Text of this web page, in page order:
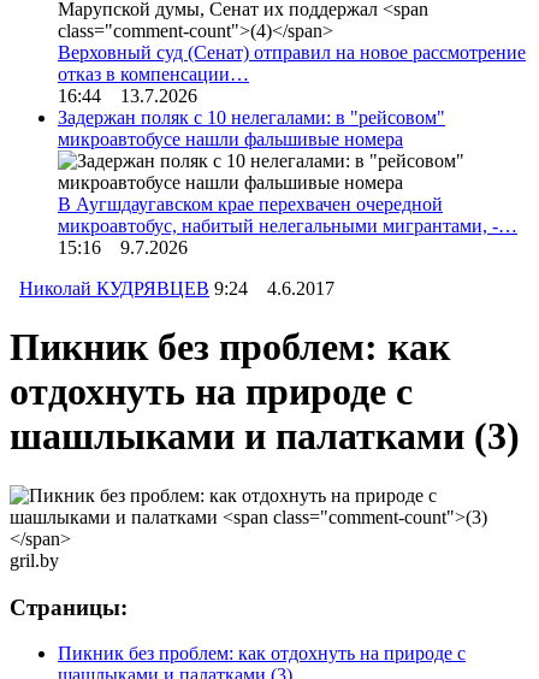
Верховный суд (Сенат) отправил на новое рассмотрение
отказ в компенсации…
16:44 13.7.2026
Задержан поляк с 10 нелегалами: в "рейсовом"
микроавтобусе нашли фальшивые номера
В Аугшдаугавском крае перехвачен очередной
микроавтобус, набитый нелегальными мигрантами, -…
15:16 9.7.2026
Николай КУДРЯВЦЕВ 9:24 4.6.2017
Пикник без проблем: как
отдохнуть на природе с
шашлыками и палатками (3)
gril.by
Страницы:
Пикник без проблем: как отдохнуть на природе с